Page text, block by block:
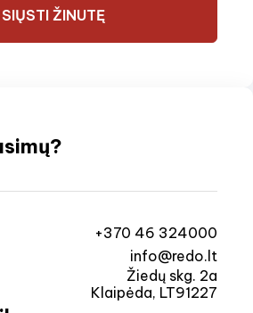
SIŲSTI ŽINUTĘ
+370 46 324000
info@redo.lt
Žiedų skg. 2a
Klaipėda, LT91227